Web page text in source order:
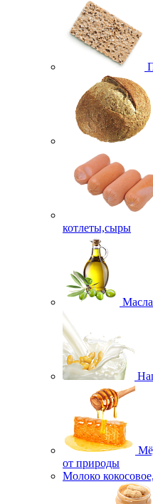
котлеты,сыры
от природы
Молоко